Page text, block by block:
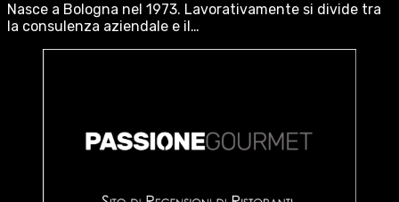
Nasce a Bologna nel 1973. Lavorativamente si divide tra
la consulenza aziendale e il…